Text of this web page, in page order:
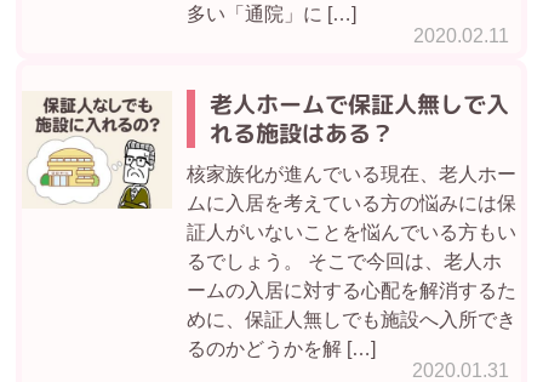
2020.02.11
多い「通院」に […]
老人ホームで保証人無しで入
れる施設はある？
2020.01.31
核家族化が進んでいる現在、老人ホー
ムに入居を考えている方の悩みには保
証人がいないことを悩んでいる方もい
るでしょう。 そこで今回は、老人ホ
ームの入居に対する心配を解消するた
めに、保証人無しでも施設へ入所でき
るのかどうかを解 […]